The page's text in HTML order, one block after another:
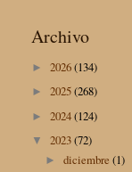
Archivo
► 2026(134)
► 2025(268)
► 2024(124)
▼ 2023(72)
►diciembre(1)